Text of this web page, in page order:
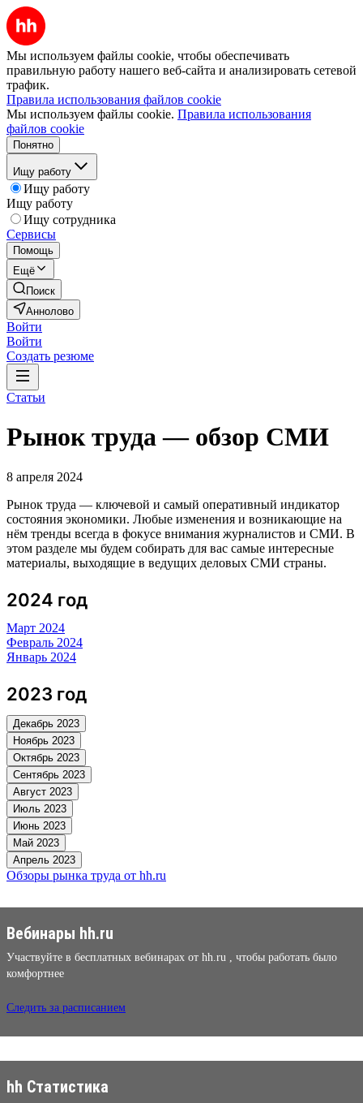
Мы используем файлы cookie, чтобы обеспечивать
правильную работу нашего веб-сайта и анализировать сетевой
трафик.
Правила использования файлов cookie
Мы используем файлы cookie. Правила использования
файлов cookie
Понятно
Ищу работу
Ищу работу
Ищу работу
Ищу сотрудника
Сервисы
Помощь
Ещё
Поиск
Аннолово
Войти
Войти
Создать резюме
Статьи
Рынок труда — обзор СМИ
8 апреля 2024
Рынок труда — ключевой и самый оперативный индикатор
состояния экономики. Любые изменения и возникающие на
нём тренды всегда в фокусе внимания журналистов и СМИ. В
этом разделе мы будем собирать для вас самые интересные
материалы, выходящие в ведущих деловых СМИ страны.
2024 год
Март 2024
Февраль 2024
Январь 2024
2023 год
Декабрь 2023
Ноябрь 2023
Октябрь 2023
Сентябрь 2023
Август 2023
Июль 2023
Июнь 2023
Май 2023
Апрель 2023
Обзоры рынка труда от hh.ru
Вебинары hh.ru
Участвуйте в бесплатных вебинарах от hh.ru , чтобы работать было
комфортнее
Следить за расписанием
hh Статистика